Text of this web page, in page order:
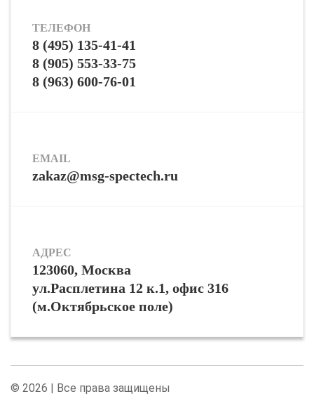
ТЕЛЕФОН
8 (495) 135-41-41
8 (905) 553-33-75
8 (963) 600-76-01
EMAIL
zakaz@msg-spectech.ru
АДРЕС
123060, Москва
ул.Расплетина 12 к.1, офис 316
(м.Октябрьское поле)
© 2026 | Все права защищены